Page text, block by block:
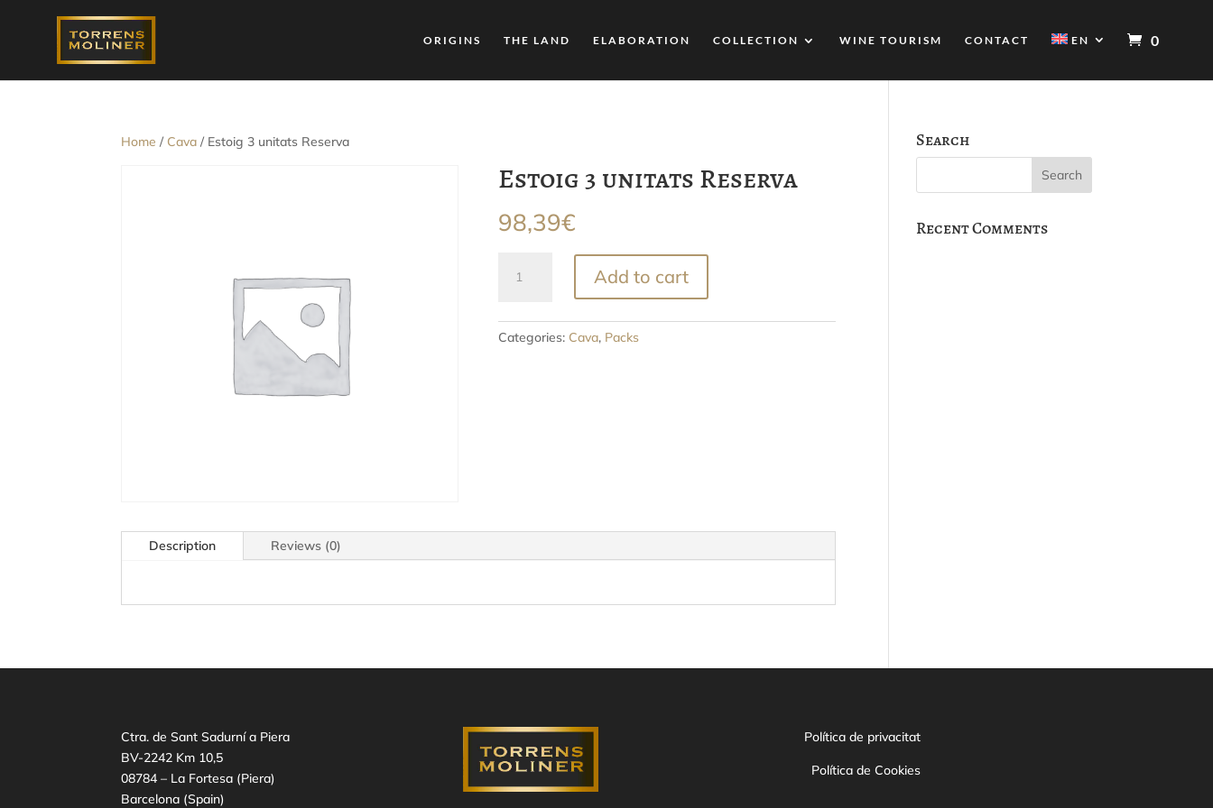
ORIGINS THE LAND ELABORATION COLLECTION WINE TOURISM CONTACT EN 0
Home / Cava / Estoig 3 unitats Reserva
Estoig 3 unitats Reserva
98,39€
Reserva
quantity
Add to cart
Categories: Cava, Packs
Description Reviews (0)
Search
Recent Comments
Ctra. de Sant Sadurní a Piera
BV-2242 Km 10,5
08784 – La Fortesa (Piera)
Barcelona (Spain)
Política de privacitat
Política de Cookies